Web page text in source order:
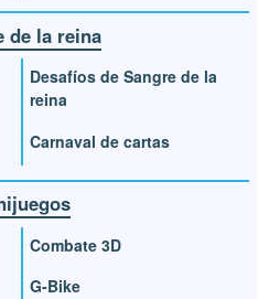
de la reina
Desafíos de Sangre de la
reina
Carnaval de cartas
Combate 3D
G-Bike